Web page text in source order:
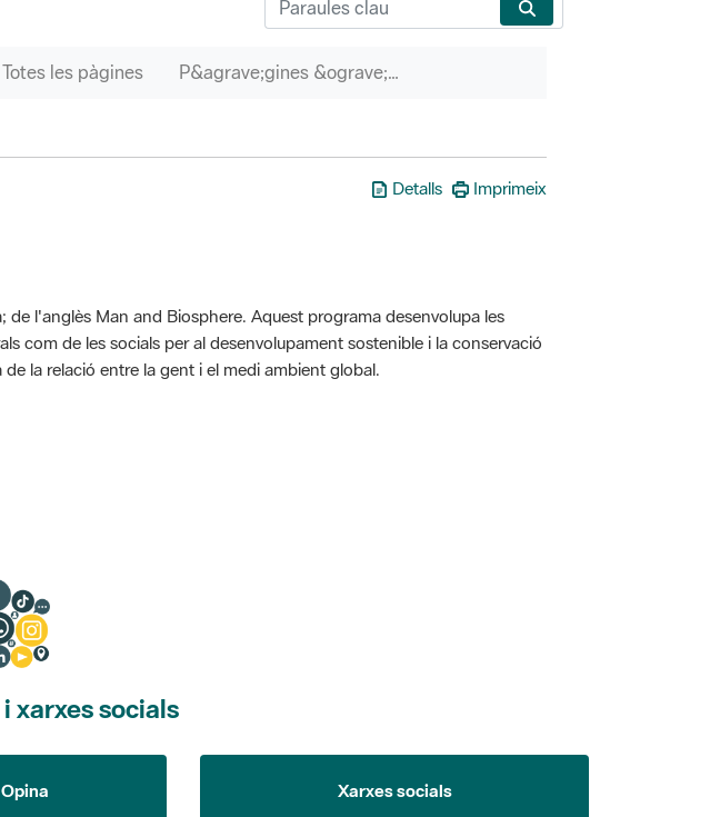
Totes les pàgines P&agrave;gines &ograve;rfenes
Detalls Imprimeix
de l'anglès Man and Biosphere. Aquest programa desenvolupa les
com de les socials per al desenvolupament sostenible i la conservació
la relació entre la gent i el medi ambient global.
és de 0 estrelles de 5.
xarxes socials
Opina Xarxes socials